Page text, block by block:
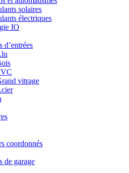
solaires
électriques
IO
d’entrées
vitrage
coordonnés
de garage